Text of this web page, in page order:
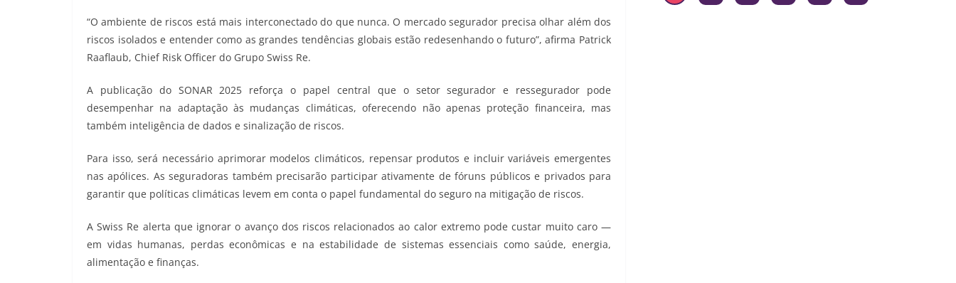
“O ambiente de riscos está mais interconectado do que nunca. O mercado segurador precisa olhar além dos
riscos isolados e entender como as grandes tendências globais estão redesenhando o futuro”, afirma Patrick
Raaflaub, Chief Risk Officer do Grupo Swiss Re.
A publicação do SONAR 2025 reforça o papel central que o setor segurador e ressegurador pode
desempenhar na adaptação às mudanças climáticas, oferecendo não apenas proteção financeira, mas
também inteligência de dados e sinalização de riscos.
Para isso, será necessário aprimorar modelos climáticos, repensar produtos e incluir variáveis emergentes
nas apólices. As seguradoras também precisarão participar ativamente de fóruns públicos e privados para
garantir que políticas climáticas levem em conta o papel fundamental do seguro na mitigação de riscos.
A Swiss Re alerta que ignorar o avanço dos riscos relacionados ao calor extremo pode custar muito caro —
em vidas humanas, perdas econômicas e na estabilidade de sistemas essenciais como saúde, energia,
alimentação e finanças.